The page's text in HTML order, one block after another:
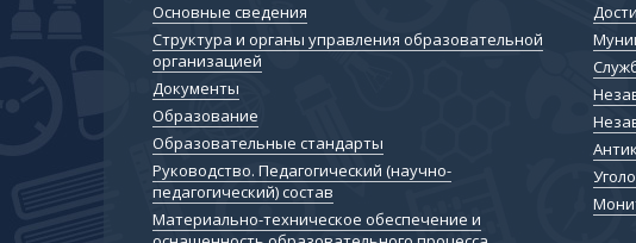
Основные сведения
Структура и органы управления образовательной
организацией
Документы
Образование
Образовательные стандарты
Руководство. Педагогический (научно-
педагогический) состав
Материально-техническое обеспечение и